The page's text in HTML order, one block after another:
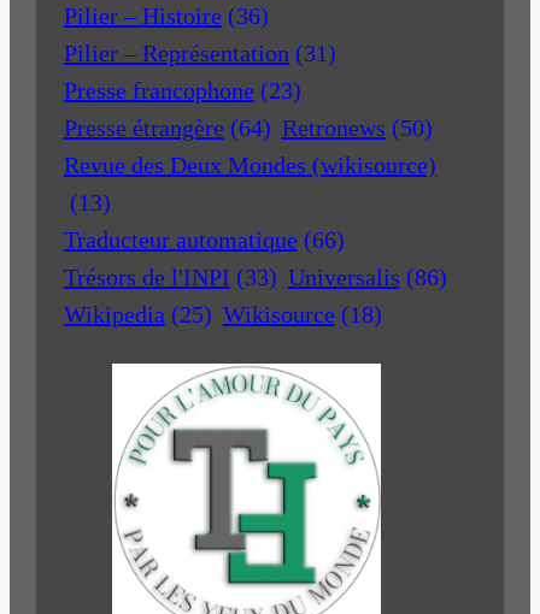
Pilier – Histoire (36)
Pilier – Représentation (31)
Presse francophone (23)
Presse étrangère (64) Retronews (50)
Revue des Deux Mondes (wikisource)
(13)
Traducteur automatique (66)
Trésors de l'INPI (33) Universalis (86)
Wikipedia (25) Wikisource (18)